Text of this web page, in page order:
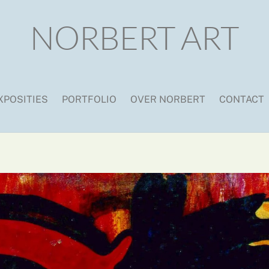
NORBERT ART
PORTFOLIO OVER NORBERT CONTACT